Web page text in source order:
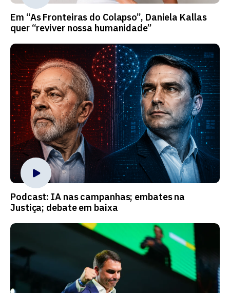
Em “As Fronteiras do Colapso”, Daniela Kallas
quer “reviver nossa humanidade”
Podcast: IA nas campanhas; embates na
Justiça; debate em baixa